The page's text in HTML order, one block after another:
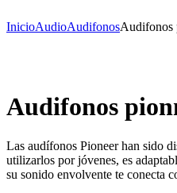
InicioAudioAudifonosAudifonos
Audifonos
Las audífonos Pioneer han sido
utilizarlos por jóvenes, es
su sonido envolvente te conecta